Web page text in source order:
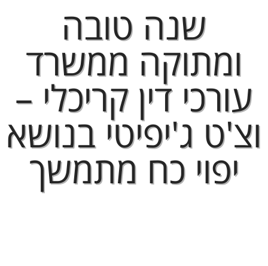
שנה טובה
ומתוקה ממשרד
עורכי דין קריכלי –
וצ'ט ג'יפיטי בנושא
יפוי כח מתמשך